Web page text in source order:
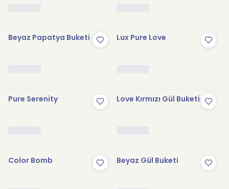
Beyaz Papatya Buketi Lux Pure Love
Pure Serenity Love Kırmızı Gül Buketi
Color Bomb Beyaz Gül Buketi